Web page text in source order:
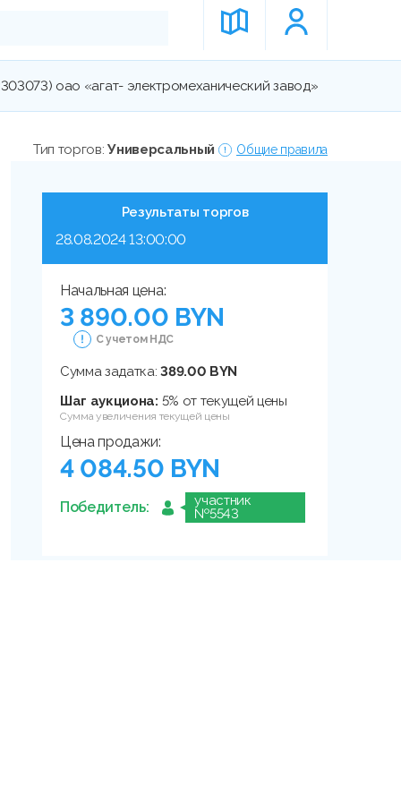
оао «агат- электромеханический завод»
Тип торгов:Универсальный Общие правила
Результаты торгов
28.08.2024 13:00:00
Начальная цена:
3 890.00 BYN
С учетом НДС
Сумма задатка:389.00 BYN
Шаг аукциона: 5% от текущей цены
Сумма увеличения текущей цены
Цена продажи:
4 084.50 BYN
Победитель:
участник
№5543